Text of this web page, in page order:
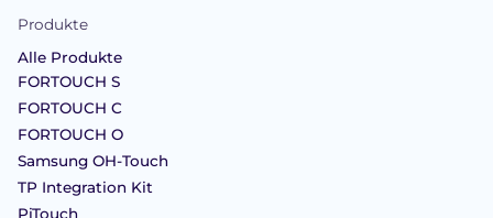
Produkte
Alle Produkte
FORTOUCH S
FORTOUCH C
FORTOUCH O
Samsung OH-Touch
TP Integration Kit
PiTouch